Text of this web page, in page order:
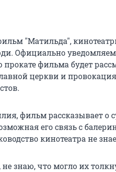
"Матильда",
Официально
фильма будет
церкви и
фильм рассказывает о
его связь с
кинотеатра не
не знаю, что могло их